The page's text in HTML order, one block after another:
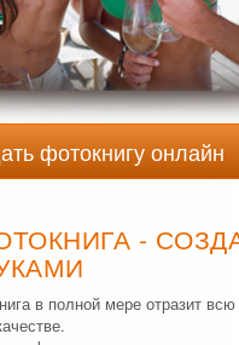
фотокнигу онлайн
-
в полной мере отразит